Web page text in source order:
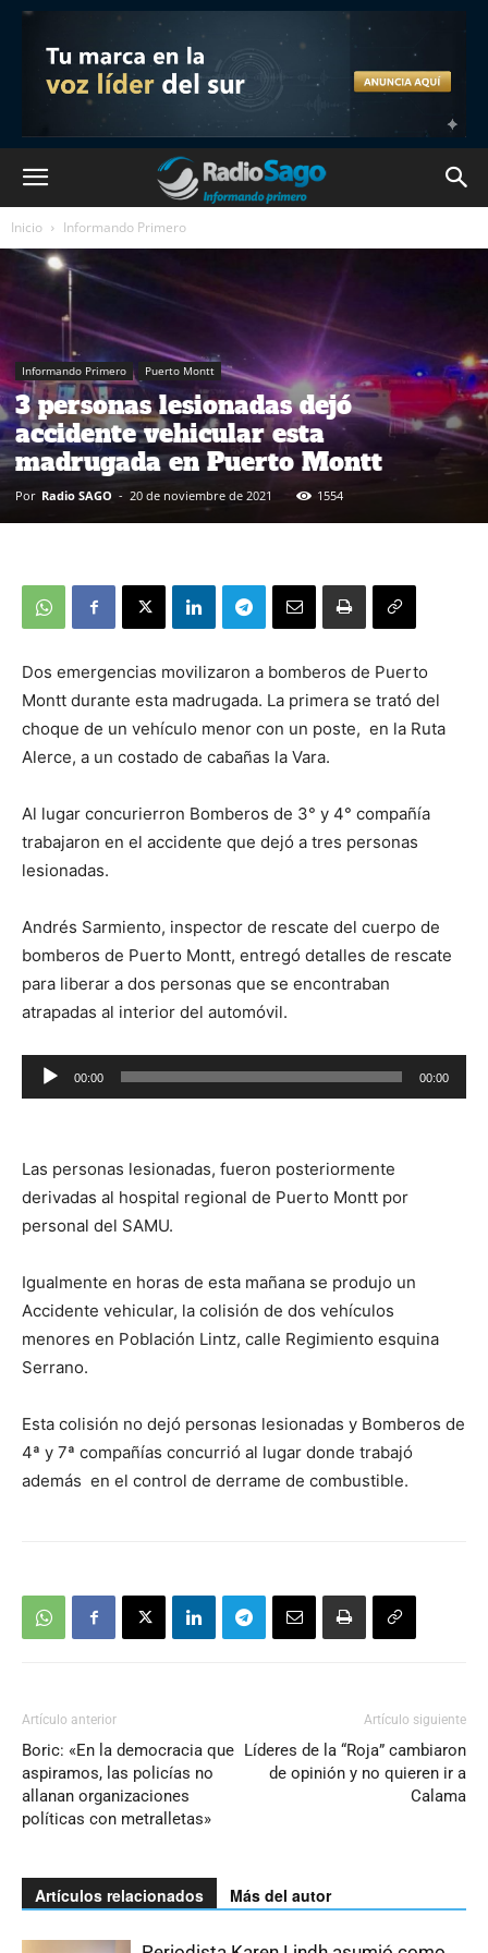
Inicio Informando Primero
Informando Primero Puerto Montt
3 personas lesionadas dejó
accidente vehicular esta
madrugada en Puerto Montt
Por Radio SAGO - 20 de noviembre de 2021 1554
Dos emergencias movilizaron a bomberos de Puerto
Montt durante esta madrugada. La primera se trató del
choque de un vehículo menor con un poste, en la Ruta
Alerce, a un costado de cabañas la Vara.
Al lugar concurierron Bomberos de 3° y 4° compañía
trabajaron en el accidente que dejó a tres personas
lesionadas.
Andrés Sarmiento, inspector de rescate del cuerpo de
bomberos de Puerto Montt, entregó detalles de rescate
para liberar a dos personas que se encontraban
atrapadas al interior del automóvil.
Reproductor
de
00:00 00:00
Las personas lesionadas, fueron posteriormente
derivadas al hospital regional de Puerto Montt por
personal del SAMU.
Igualmente en horas de esta mañana se produjo un
Accidente vehicular, la colisión de dos vehículos
menores en Población Lintz, calle Regimiento esquina
Serrano.
Esta colisión no dejó personas lesionadas y Bomberos de
4ª y 7ª compañías concurrió al lugar donde trabajó
además en el control de derrame de combustible.
Artículo anterior
Boric: «En la democracia que
aspiramos, las policías no
allanan organizaciones
políticas con metralletas»
Artículo siguiente
Líderes de la “Roja” cambiaron
de opinión y no quieren ir a
Calama
Artículos relacionados Más del autor